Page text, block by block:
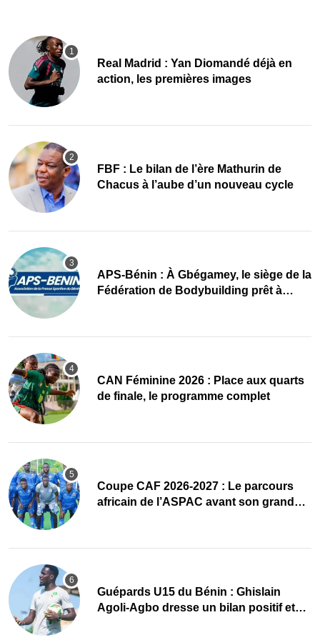
Real Madrid : Yan Diomandé déjà en
action, les premières images
FBF : Le bilan de l’ère Mathurin de
Chacus à l’aube d’un nouveau cycle
APS-Bénin : À Gbégamey, le siège de la
Fédération de Bodybuilding prêt à
CAN Féminine 2026 : Place aux quarts
de finale, le programme complet
Coupe CAF 2026-2027 : Le parcours
africain de l’ASPAC avant son grand
Guépards U15 du Bénin : Ghislain
Agoli-Agbo dresse un bilan positif et